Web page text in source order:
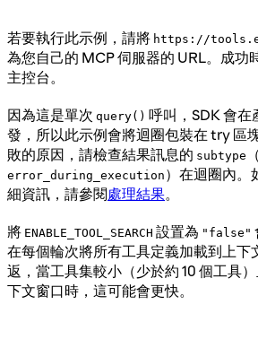
若要執行此示例，請將 https://
為您自己的 MCP 伺服器的 URL。成功
主控台。
因為這是單次 query() 呼叫，SDK 會在
發，所以此示例會將迴圈包裝在 try 區
敗的原因，請檢查結果訊息的 subtype
error_during_execution ）在迴圈內。
細資訊，請參閱處理結果。
將 ENABLE_TOOL_SEARCH 設置為 "false"
在每個輪次將所有工具定義加載到上下
返，當工具集較小（少於約 10 個工具
下文窗口時，這可能會更快。